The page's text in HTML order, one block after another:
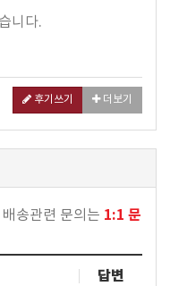
니다.
후기쓰기 더보기
송관련 문의는 1:1 문
답변